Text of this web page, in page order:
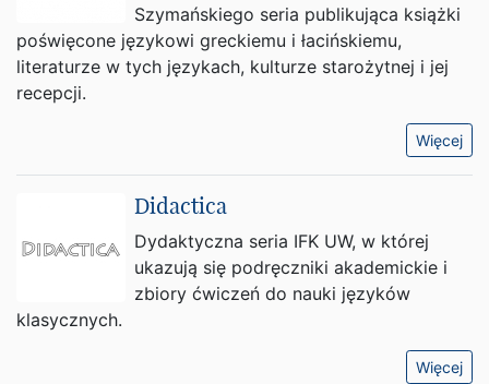
Szymańskiego seria publikująca książki
poświęcone językowi greckiemu i łacińskiemu,
literaturze w tych językach, kulturze starożytnej i jej
recepcji.
Więcej
Didactica
Dydaktyczna seria IFK UW, w której
ukazują się podręczniki akademickie i
zbiory ćwiczeń do nauki języków
klasycznych.
Więcej